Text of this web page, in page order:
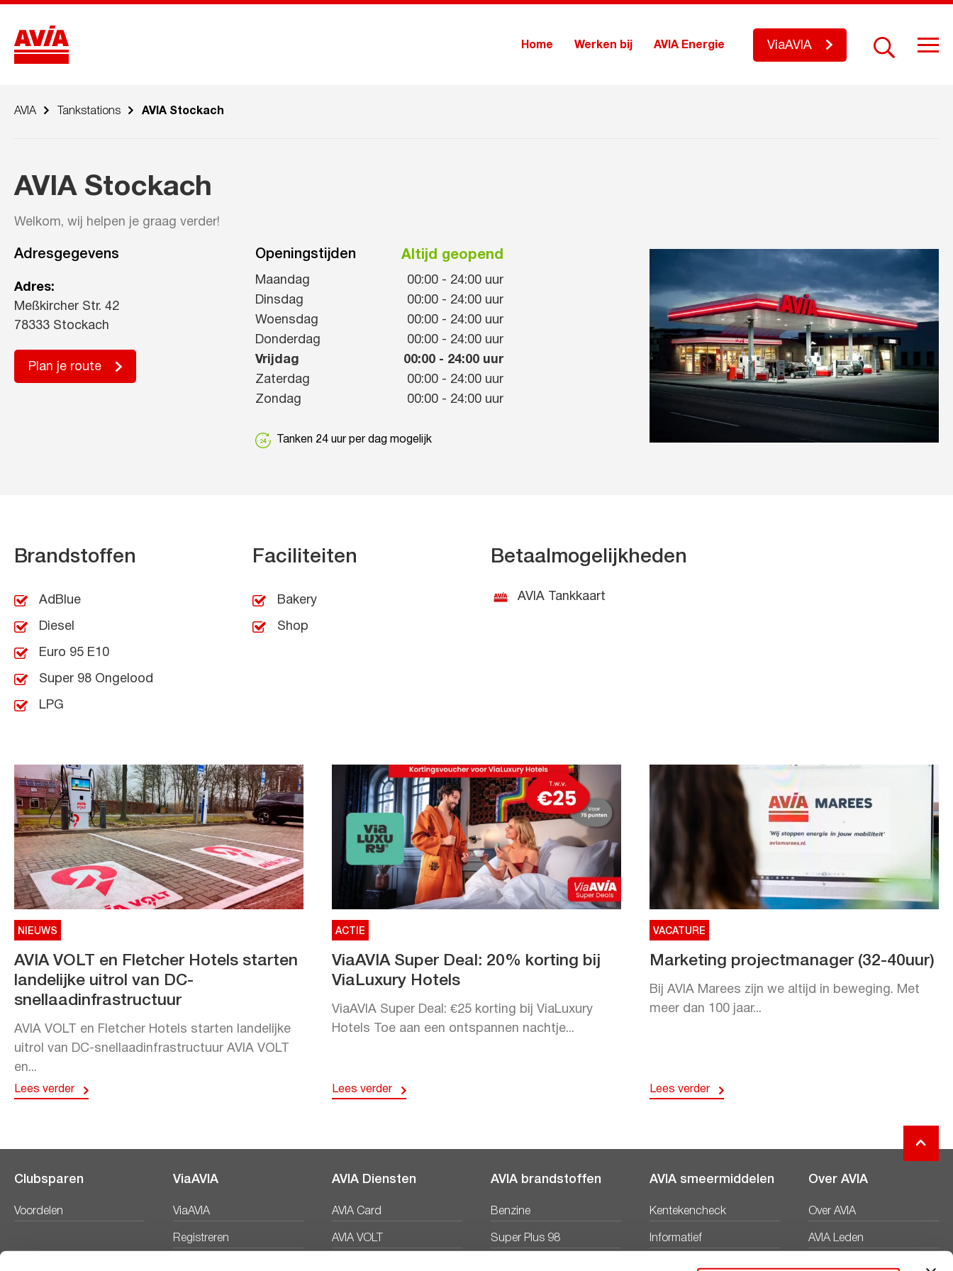
Home Werken bij AVIA Energie ViaAVIA
AVIA Tankstations AVIA Stockach
AVIA Stockach
Welkom, wij helpen je graag verder!
Adresgegevens
Adres:
Meßkircher Str. 42
78333 Stockach
Plan je route
Openingstijden Altijd geopend
Maandag 00:00 - 24:00 uur
Dinsdag
00:00 - 24:00 uur
Woensdag
00:00 - 24:00 uur
Donderdag
00:00 - 24:00 uur
Vrijdag
00:00 - 24:00 uur
Zaterdag
00:00 - 24:00 uur
Zondag
00:00 - 24:00 uur
Tanken 24 uur per dag mogelijk
Brandstoffen
AdBlue
Diesel
Euro 95 E10
Super 98 Ongelood
LPG
Faciliteiten
Bakery
Shop
Betaalmogelijkheden
AVIA Tankkaart
NIEUWS
AVIA VOLT en Fletcher Hotels starten
landelijke uitrol van DC-
snellaadinfrastructuur
AVIA VOLT en Fletcher Hotels starten landelijke
uitrol van DC-snellaadinfrastructuur AVIA VOLT
en...
Lees verder
ACTIE
ViaAVIA Super Deal: 20% korting bij
ViaLuxury Hotels
ViaAVIA Super Deal: €25 korting bij ViaLuxury
Hotels Toe aan een ontspannen nachtje...
Lees verder
VACATURE
Marketing projectmanager (32-40uur)
Bij AVIA Marees zijn we altijd in beweging. Met
meer dan 100 jaar...
Lees verder
Clubsparen
Voordelen
ViaAVIA
ViaAVIA
Registreren
AVIA Diensten
AVIA Card
AVIA VOLT
AVIA brandstoffen
Benzine
Super Plus 98
AVIA smeermiddelen
Kentekencheck
Informatief
Productbladen
Over AVIA
Over AVIA
AVIA Leden
Nieuws